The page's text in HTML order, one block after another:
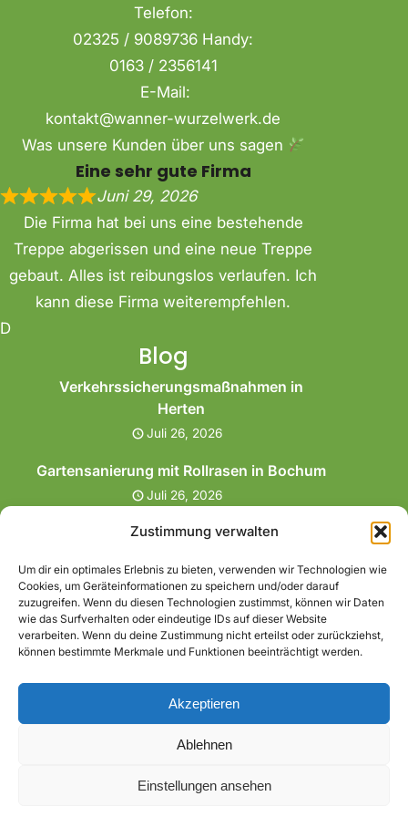
Zustimmung verwalten
Um dir ein optimales Erlebnis zu bieten, verwenden wir Technologien wie
Cookies, um Geräteinformationen zu speichern und/oder darauf
zuzugreifen. Wenn du diesen Technologien zustimmst, können wir Daten
wie das Surfverhalten oder eindeutige IDs auf dieser Website
verarbeiten. Wenn du deine Zustimmung nicht erteilst oder zurückziehst,
können bestimmte Merkmale und Funktionen beeinträchtigt werden.
Akzeptieren
Ablehnen
Einstellungen ansehen
Telefon:
02325 / 9089736 Handy:
0163 / 2356141
E-Mail:
kontakt@wanner-wurzelwerk.de
Was unsere Kunden über uns sagen
Eine sehr gute Firma
Juni 29, 2026
Die Firma hat bei uns eine bestehende
Treppe abgerissen und eine neue Treppe
gebaut. Alles ist reibungslos verlaufen. Ich
kann diese Firma weiterempfehlen.
D
Blog
Verkehrssicherungsmaßnahmen in
Herten
Juli 26, 2026
Gartensanierung mit Rollrasen in Bochum
Juli 26, 2026
Gartenaufbereitung in Herne
Terrassenneubau mit
Geländeangleichung und Treppenanlage
in Gelsenkirchen
Theme